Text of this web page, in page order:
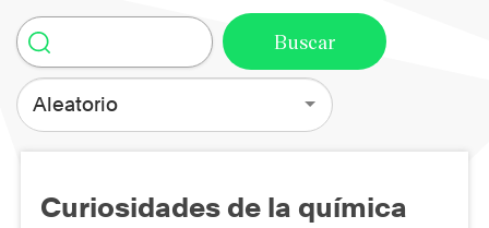
Aleatorio
Curiosidades de la química